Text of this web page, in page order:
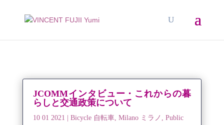
JCOMMインタビュー・これからの暮
らしと交通政策について
10 01 2021 Bicycle 自転車, Milano ミラノ , Public